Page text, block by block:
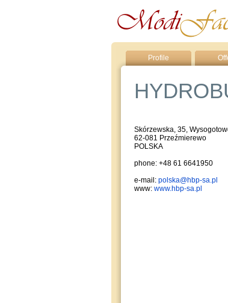
Profile
Skórzewska, 35,
62-081 Przeźmierewo
POLSKA
phone: +48 61 6641950
e-mail: polska@hbp-sa.pl
www: www.hbp-sa.pl